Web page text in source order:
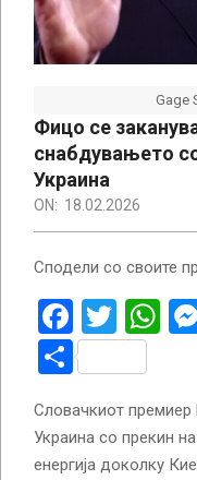
Gage
Фицо се
снабдувањето
Украина
ON: 18.02.2026
Сподели со своите
Share
Словачкиот
Украина со прекин
енергија доколку